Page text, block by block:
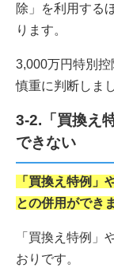
除」を利用する
ります。
3,000万円特別控
慎重に判断しま
3-2.「買換え
できない
「買換え特例」
との併用ができ
「買換え特例」
おりです。